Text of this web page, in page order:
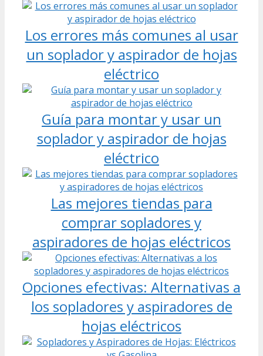
Los errores más comunes al usar
un soplador y aspirador de hojas
eléctrico
Guía para montar y usar un
soplador y aspirador de hojas
eléctrico
Las mejores tiendas para
comprar sopladores y
aspiradores de hojas eléctricos
Opciones efectivas: Alternativas a
los sopladores y aspiradores de
hojas eléctricos